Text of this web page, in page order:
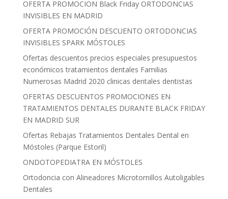
OFERTA PROMOCION Black Friday ORTODONCIAS
INVISIBLES EN MADRID
OFERTA PROMOCIÓN DESCUENTO ORTODONCIAS
INVISIBLES SPARK MÓSTOLES
Ofertas descuentos precios especiales presupuestos
económicos tratamientos dentales Familias
Numerosas Madrid 2020 clinicas dentales dentistas
OFERTAS DESCUENTOS PROMOCIONES EN
TRATAMIENTOS DENTALES DURANTE BLACK FRIDAY
EN MADRID SUR
Ofertas Rebajas Tratamientos Dentales Dental en
Móstoles (Parque Estoril)
ONDOTOPEDIATRA EN MÓSTOLES
Ortodoncia con Alineadores Microtornillos Autoligables
Dentales